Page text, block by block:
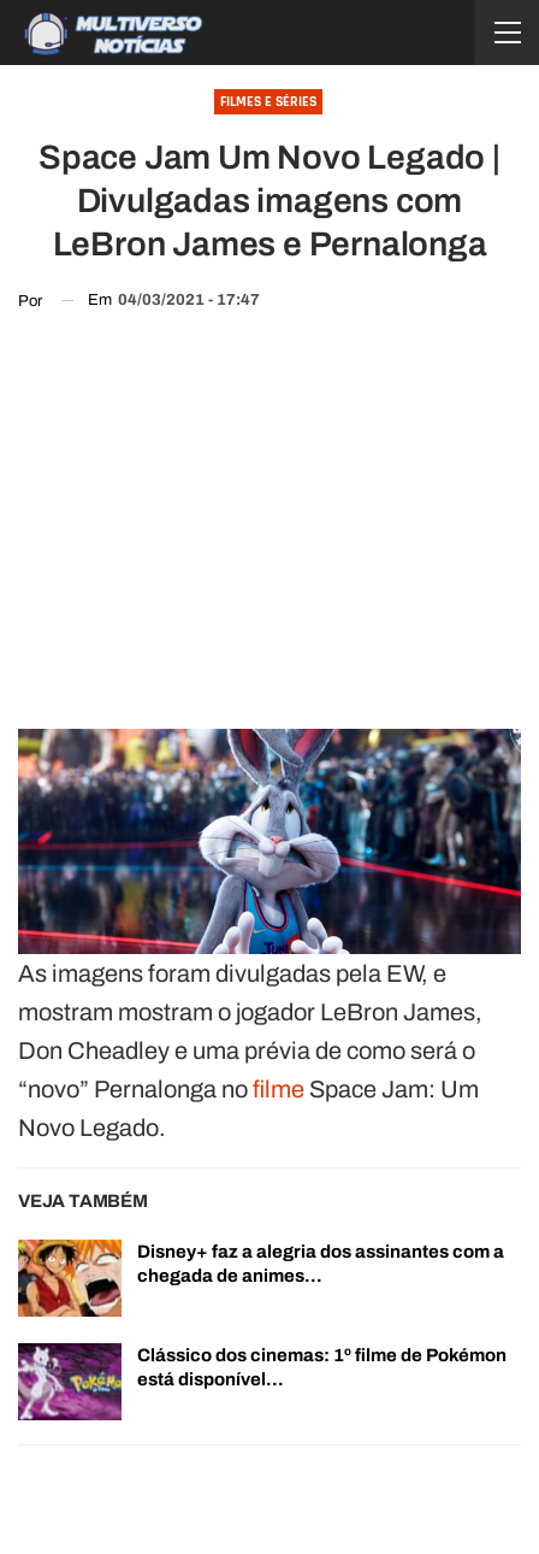
FILMES E SÉRIES
Space Jam Um Novo Legado |
Divulgadas imagens com
LeBron James e Pernalonga
Por Em 04/03/2021 - 17:47
As imagens foram divulgadas pela EW, e
mostram mostram o jogador LeBron James,
Don Cheadley e uma prévia de como será o
“novo” Pernalonga nofilme Space Jam: Um
Novo Legado.
VEJA TAMBÉM
Disney+ faz a alegria dos assinantes com a
chegada de animes…
Clássico dos cinemas: 1º filme de Pokémon
está disponível…